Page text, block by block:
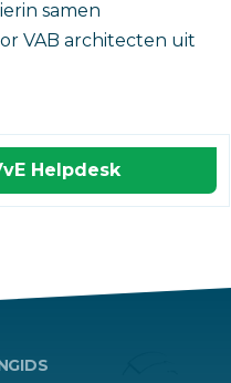
samen
VAB architecten uit
Helpdesk